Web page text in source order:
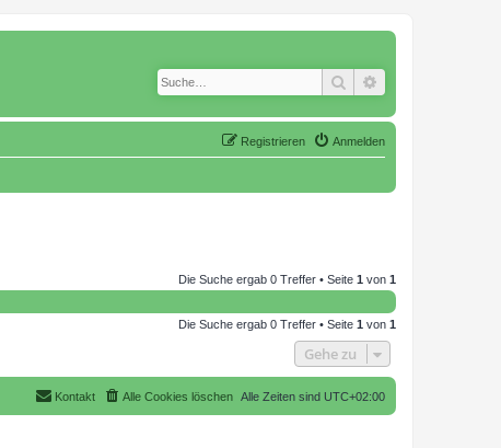
Suche
Anmelden
Registrieren
Die Suche ergab 0 Treffer • Seite 1 von 1
Die Suche ergab 0 Treffer • Seite 1 von 1
Gehe zu
Alle Zeiten sind UTC+02:00
Alle Cookies löschen
Kontakt